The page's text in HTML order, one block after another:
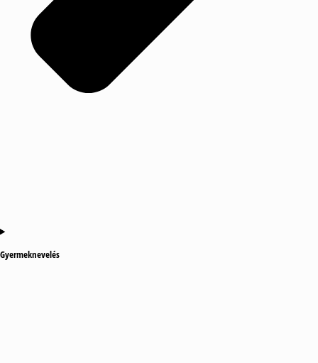
Gyermeknevelés